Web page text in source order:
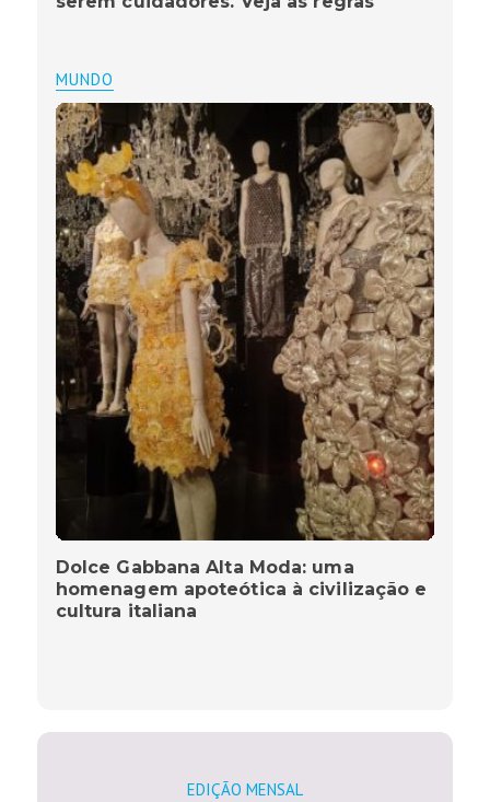
MUNDO
Dolce Gabbana Alta Moda: uma
homenagem apoteótica à civilização e
cultura italiana
EDIÇÃO MENSAL